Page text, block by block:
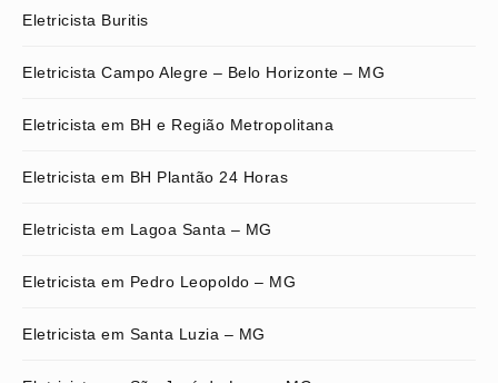
Eletricista Buritis
Eletricista Campo Alegre – Belo Horizonte – MG
Eletricista em BH e Região Metropolitana
Eletricista em BH Plantão 24 Horas
Eletricista em Lagoa Santa – MG
Eletricista em Pedro Leopoldo – MG
Eletricista em Santa Luzia – MG